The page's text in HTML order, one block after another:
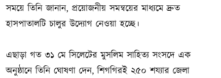
সময়ে তিনি জানান, প্রয়োজনীয় সমন্বয়ের মাধ্যমে দ্রুত
হাসপাতালটি চালুর উদ্যোগ নেওয়া হচ্ছে।
এছাড়া গত ৩১ মে সিলেটের মুসলিম সাহিত্য সংসদে এক
অনুষ্ঠানে তিনি ঘোষণা দেন, শিগগিরই ২৫০ শয্যার জেলা